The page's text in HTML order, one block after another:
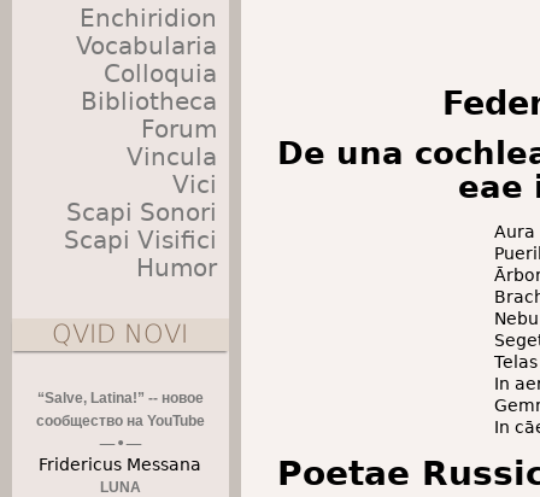
De una
eae
Aura
In
In
Poetae
Enchiridion
Vocabularia
Colloquia
Bibliotheca
Forum
Vincula
Vici
Scapi Sonori
Scapi Visifici
Humor
QVID NOVI
“Salve, Latina!” -- новое
сообщество на YouTube
Fridericus Messana
LUNA